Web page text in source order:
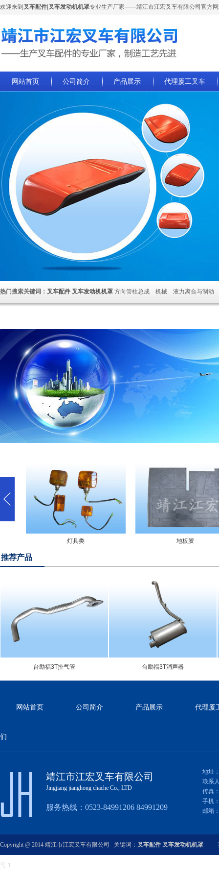
欢迎来到 叉车配件 叉车发动机机罩专业生产厂家——靖江市江宏叉车有限公司官方
网站首页 公司简介 产品展示 代理厦工叉车
热门搜索关键词： 叉车配件 叉车发动机机罩 方向管柱总成 机械 液力离合与制
灯具类 地板胶
推荐产品
台励福3T排气管 台励福3T消声器
上海龙工3T 上海龙工3T
网站首页 公司简介 产品展示 代理厦
们
靖江市江宏叉车有限公司
Jingjiang jianghong chache Co., LTD
服务热线：0523-84991206 84991209
地址
联系
传真
手机
邮箱
Copyright @ 2014 靖江市江宏叉车有限公司 关键词： 叉车配件 叉车发动机机罩
号-1